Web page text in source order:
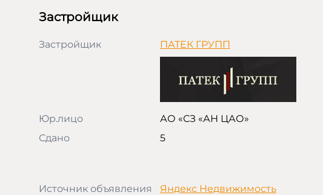
Застройщик
Застройщик ПАТЕК ГРУПП
Юр.лицо
АО «СЗ «АН ЦАО»
Сдано
5
Источник объявления Яндекс Недвижимость